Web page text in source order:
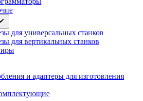
для универсальных станков
для вертикальных станков
и адаптеры для изготовления